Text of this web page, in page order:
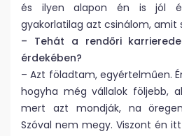
és ilyen alapon én is jól
gyakorlatilag azt csinálom, amit
– Tehát a rendőri
érdekében?
– Azt föladtam, egyértelműen.
hogyha még vállalok följebb,
mert azt mondják, na
Szóval nem megy. Viszont én